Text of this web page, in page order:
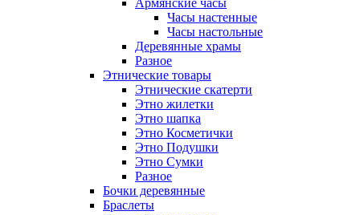
Армянские часы
Часы настенные
Часы настольные
Деревянные храмы
Разное
Этнические товары
Этнические скатерти
Этно жилетки
Этно шапка
Этно Косметички
Этно Подушки
Этно Сумки
Разное
Бочки деревянные
Браслеты